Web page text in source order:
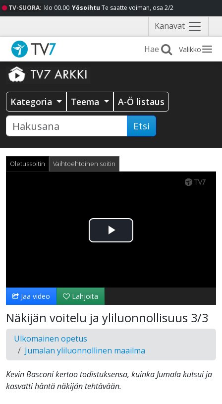
TV-SUORA: klo 00.00 Yösoihtu Te saatte voiman, osa 2/2
Kanavat Näytä
valikko
Valikko
Kategoria Teema A-Ö listaus
Etsi
Oletussoitin Vaihtoehtoinen soitin
Toista
Jaa video Lahjoita
Näkijän voitelu ja yliluonnollisuus 3/3
Ulkomainen opetus
Jumalan yliluonnollinen maailma
Kevin Basconi kertoo todistuksensa, kuinka Jumala kutsui ja
kasvatti häntä näkijän tehtävään.